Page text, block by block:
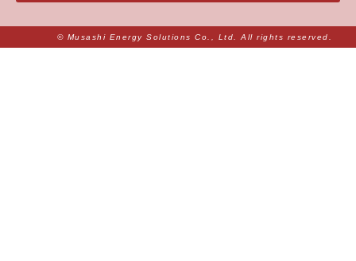
© Musashi Energy Solutions Co., Ltd. All rights reserved.